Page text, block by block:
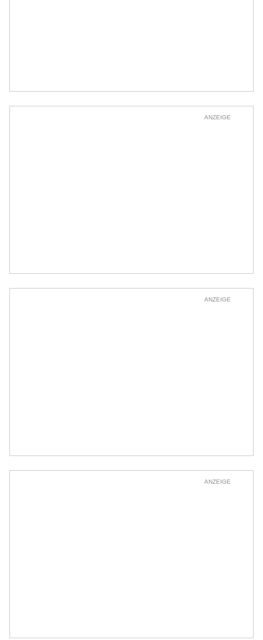
ANZEIGE
ANZEIGE
ANZEIGE